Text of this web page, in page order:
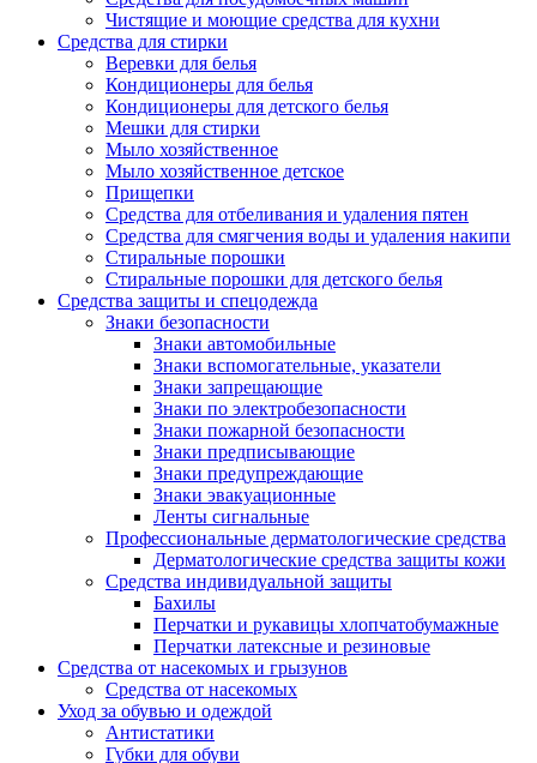
Чистящие и моющие средства для кухни
Средства для стирки
Веревки для белья
Кондиционеры для белья
Кондиционеры для детского белья
Мешки для стирки
Мыло хозяйственное
Мыло хозяйственное детское
Прищепки
Средства для отбеливания и удаления пятен
Средства для смягчения воды и удаления накипи
Стиральные порошки
Стиральные порошки для детского белья
Средства защиты и спецодежда
Знаки безопасности
Знаки автомобильные
Знаки вспомогательные, указатели
Знаки запрещающие
Знаки по электробезопасности
Знаки пожарной безопасности
Знаки предписывающие
Знаки предупреждающие
Знаки эвакуационные
Ленты сигнальные
Профессиональные дерматологические средства
Дерматологические средства защиты кожи
Средства индивидуальной защиты
Бахилы
Перчатки и рукавицы хлопчатобумажные
Перчатки латексные и резиновые
Средства от насекомых и грызунов
Средства от насекомых
Уход за обувью и одеждой
Антистатики
Губки для обуви